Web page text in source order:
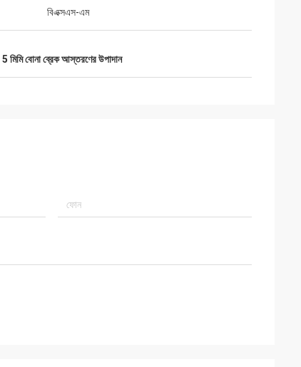
বিএক্সএস-এম
5 মিমি বোনা ব্রেক আস্তরণের উপাদান